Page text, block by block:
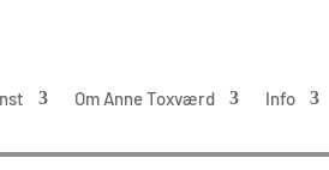
Om Anne Toxværd Info